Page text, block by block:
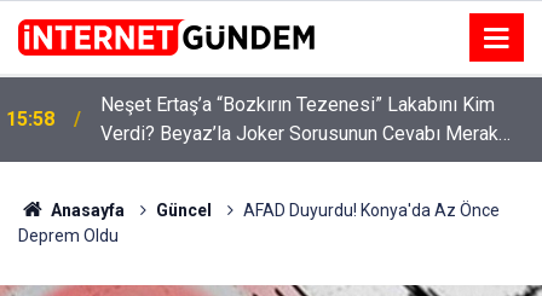
15:58
Neşet Ertaş’a “Bozkırın Tezenesi” Lakabını Kim
Verdi? Beyaz’la Joker Sorusunun Cevabı Merak
Edildi
Anasayfa Güncel
AFAD Duyurdu! Konya'da Az Önce
Deprem Oldu